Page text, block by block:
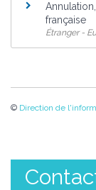
française
Étranger -
© Direction de